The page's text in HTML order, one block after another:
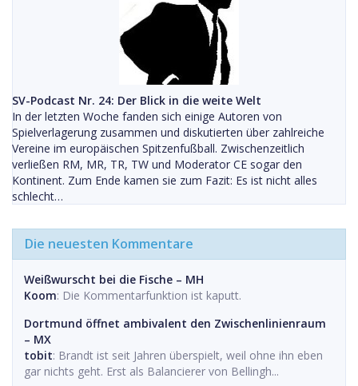
SV-Podcast Nr. 24: Der Blick in die weite Welt
In der letzten Woche fanden sich einige Autoren von
Spielverlagerung zusammen und diskutierten über zahlreiche
Vereine im europäischen Spitzenfußball. Zwischenzeitlich
verließen RM, MR, TR, TW und Moderator CE sogar den
Kontinent. Zum Ende kamen sie zum Fazit: Es ist nicht alles
schlecht…
Die neuesten Kommentare
Weißwurscht bei die Fische – MH
Koom: Die Kommentarfunktion ist kaputt.
Dortmund öffnet ambivalent den Zwischenlinienraum
– MX
tobit: Brandt ist seit Jahren überspielt, weil ohne ihn eben
gar nichts geht. Erst als Balancierer von Bellingh...